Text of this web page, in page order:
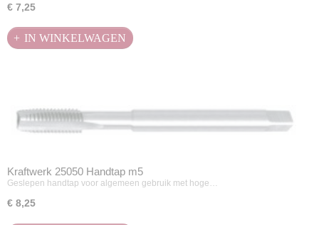
€ 7,25
IN WINKELWAGEN
Kraftwerk 25050 Handtap m5
Geslepen handtap voor algemeen gebruik met hoge…
€ 8,25